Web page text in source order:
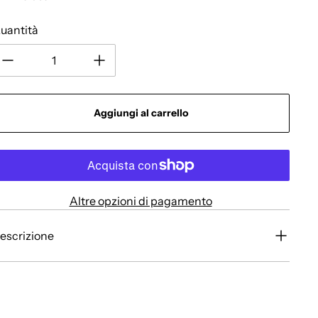
Aggiungi al carrello
Altre opzioni di pagamento